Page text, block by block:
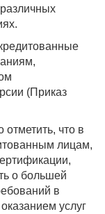
(Приказ
что в
лицам,
о большей
в
услуг